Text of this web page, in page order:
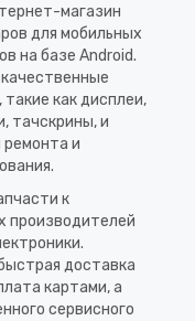
магазин
для мобильных
на базе Android.
как дисплеи,
тачскрины, и
ремонта и
к
производителей
доставка
картами, а
сервисного